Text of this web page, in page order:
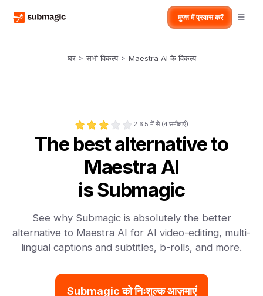
मुफ्त में प्रयास करें
घर > सभी विकल्प > Maestra AI के विकल्प
2.6 5 में से (4 समीक्षाएँ)
The best alternative to
Maestra AI
is Submagic
See why Submagic is absolutely the better
alternative to Maestra AI for AI video-editing, multi-
lingual captions and subtitles, b-rolls, and more.
Submagic को निःशुल्क आज़माएं